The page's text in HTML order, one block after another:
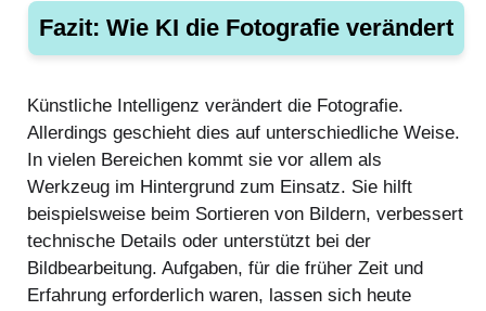
Fazit: Wie KI die Fotografie verändert
Künstliche Intelligenz verändert die Fotografie.
Allerdings geschieht dies auf unterschiedliche Weise.
In vielen Bereichen kommt sie vor allem als
Werkzeug im Hintergrund zum Einsatz. Sie hilft
beispielsweise beim Sortieren von Bildern, verbessert
technische Details oder unterstützt bei der
Bildbearbeitung. Aufgaben, für die früher Zeit und
Erfahrung erforderlich waren, lassen sich heute